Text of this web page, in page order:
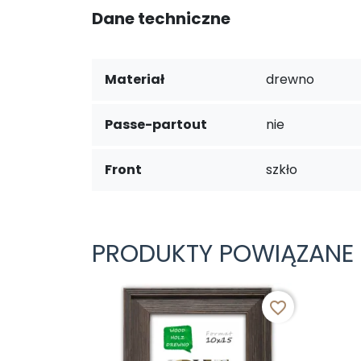
Dane techniczne
Materiał drewno
Passe-partout nie
Front szkło
PRODUKTY POWIĄZANE
favorite_border